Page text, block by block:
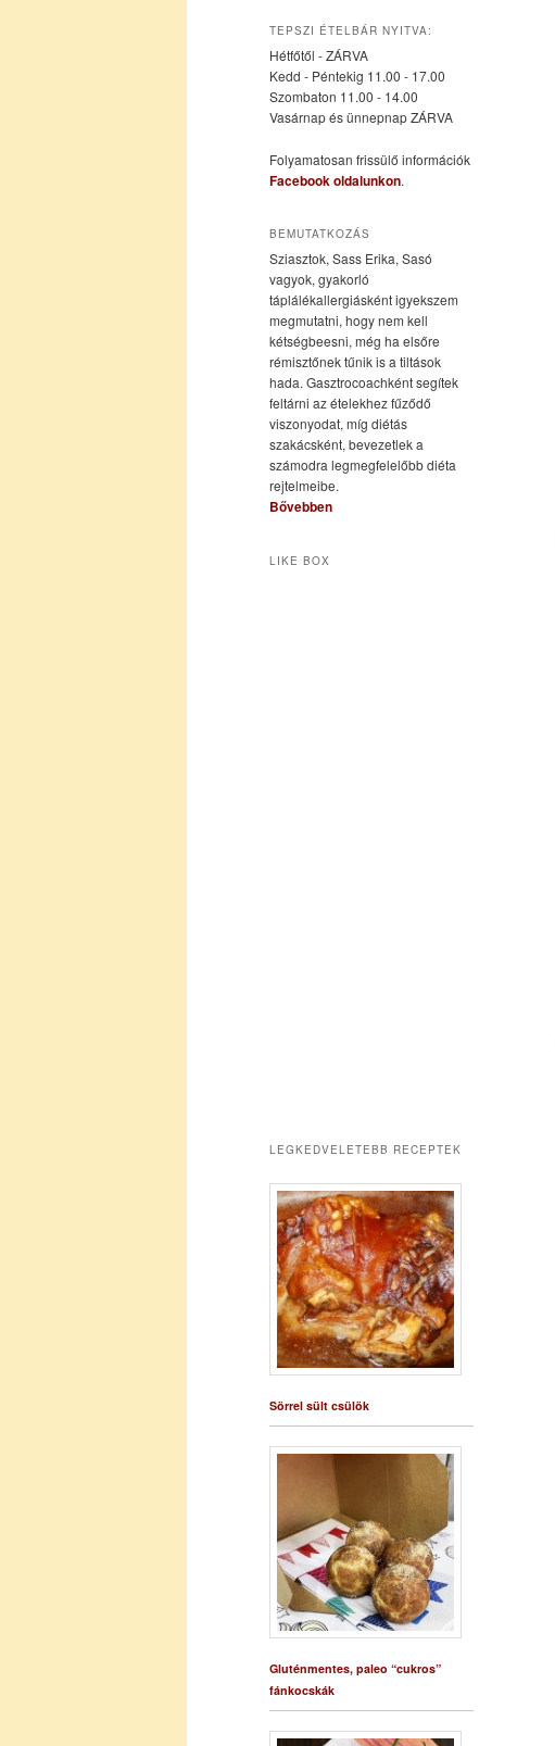
elsődleges
tartalomra
másodlagos
tartalomra
TEPSZI ÉTELBÁR NYITVA:
Hétfőtől - ZÁRVA
Kedd - Péntekig 11.00 - 17.00
Szombaton 11.00 - 14.00
Vasárnap és ünnepnap ZÁRVA
Folyamatosan frissülő információk
Facebook oldalunkon.
BEMUTATKOZÁS
Sziasztok, Sass Erika, Sasó
vagyok, gyakorló
táplálékallergiásként igyekszem
megmutatni, hogy nem kell
kétségbeesni, még ha elsőre
rémisztőnek tűnik is a tiltások
hada. Gasztrocoachként segítek
feltárni az ételekhez fűződő
viszonyodat, míg diétás
szakácsként, bevezetlek a
számodra legmegfelelőbb diéta
rejtelmeibe.
Bővebben
LIKE BOX
LEGKEDVELETEBB RECEPTEK
Sörrel sült csülök
Gluténmentes, paleo “cukros”
fánkocskák